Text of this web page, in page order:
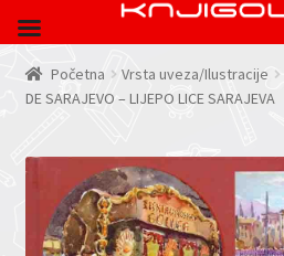
Početna Vrsta uveza/Ilustracije
DE SARAJEVO – LIJEPO LICE SARAJEVA